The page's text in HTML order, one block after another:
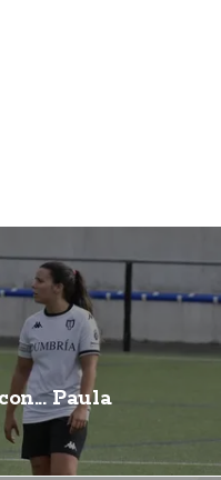
Paula